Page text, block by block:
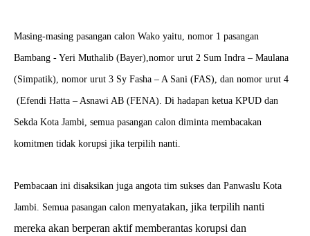
Masing-masing pasangan calon Wako yaitu, nomor 1 pasangan
Bambang - Yeri Muthalib (Bayer),nomor urut 2 Sum Indra – Maulana
(Simpatik), nomor urut 3 Sy Fasha – A Sani (FAS), dan nomor urut 4
(Efendi Hatta – Asnawi AB (FENA). Di hadapan ketua KPUD dan
Sekda Kota Jambi, semua pasangan calon diminta membacakan
komitmen tidak korupsi jika terpilih nanti.
Pembacaan ini disaksikan juga angota tim sukses dan Panwaslu Kota
Jambi. Semua pasangan calon menyatakan, jika terpilih nanti
mereka akan berperan aktif memberantas korupsi dan